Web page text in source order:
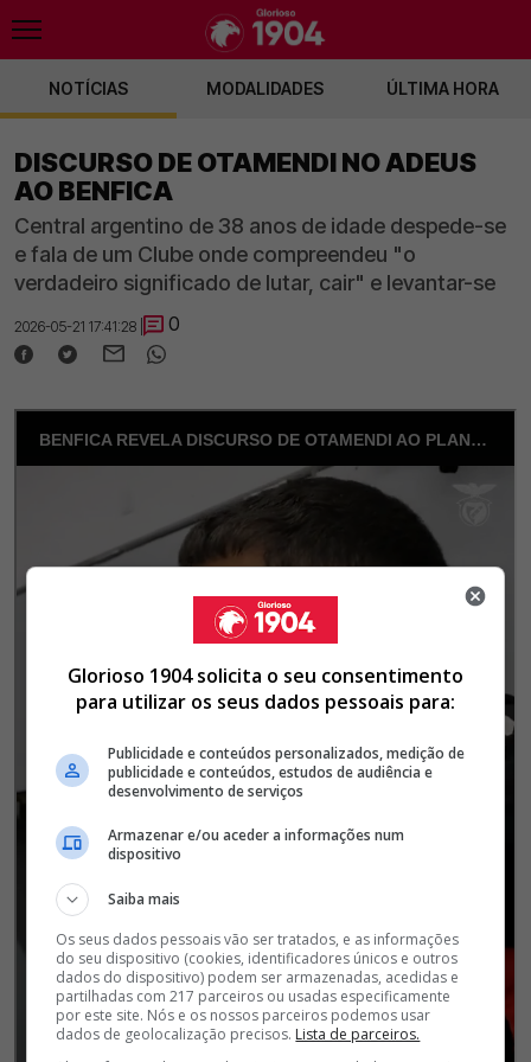
NOTÍCIAS MODALIDADES ÚLTIMA HORA
DISCURSO DE OTAMENDI NO ADEUS
AO BENFICA
Central argentino de 38 anos de idade despede-se
e fala de um Clube onde compreendeu "o
verdadeiro significado de lutar, cair" e levantar-se
2026-05-21 17:41:28 | 0
Glorioso 1904 solicita o seu consentimento
para utilizar os seus dados pessoais para:
Publicidade e conteúdos personalizados, medição de
publicidade e conteúdos, estudos de audiência e
desenvolvimento de serviços
Armazenar e/ou aceder a informações num
dispositivo
Saiba mais
Os seus dados pessoais vão ser tratados, e as informações
do seu dispositivo (cookies, identificadores únicos e outros
dados do dispositivo) podem ser armazenadas, acedidas e
partilhadas com 217 parceiros ou usadas especificamente
por este site. Nós e os nossos parceiros podemos usar
dados de geolocalização precisos. Lista de parceiros.